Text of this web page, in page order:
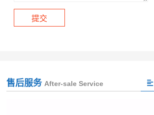
售后服务 After-sale Service